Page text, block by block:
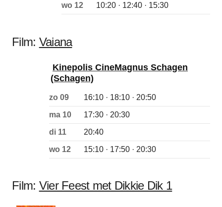
wo 12 10:20 · 12:40 · 15:30
Film: Vaiana
Kinepolis CineMagnus Schagen
(Schagen)
zo 09 16:10 · 18:10 · 20:50
ma 10 17:30 · 20:30
di 11 20:40
wo 12 15:10 · 17:50 · 20:30
Film: Vier Feest met Dikkie Dik 1